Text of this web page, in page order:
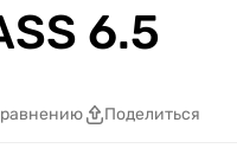
6.5
Поделиться